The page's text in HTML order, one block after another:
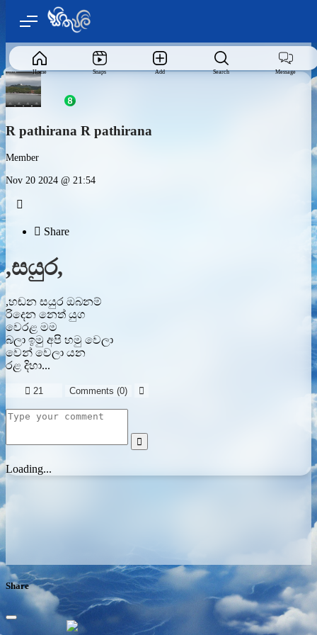
Home Snaps Add Search Message
R pathirana R pathirana
Member
Nov 20 2024 @ 21:54

 Share
,සයුර,
,හඬන සයුර ඔබනම්
රිදෙන නෙත් යුග
වෙරළ මම
බලා ඉමු අපි හමු වෙලා
වෙන් වෙලා යන
රළ දිහා...
 21 Comments (0) 

Loading...
Share